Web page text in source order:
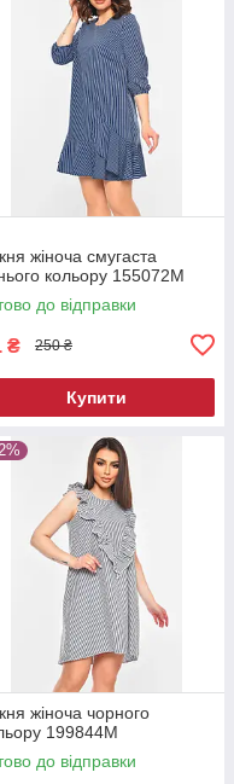
жіноча смугаста
кольору 155072M
до відправки
₴ 250 ₴
Купити
жіноча чорного
199844M
до відправки